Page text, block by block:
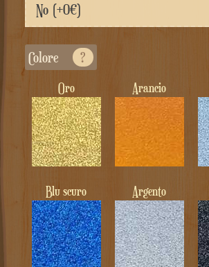
Colore ?
Oro Arancio
Blu scuro Argento